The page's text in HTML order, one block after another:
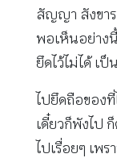
สัญญา สังขา
พอเห็นอย่าง
ยึดไว้ไม่ได้ เ
ไปยึดถือของที่
เดี๋ยวก็พังไป
ไปเรื่อยๆ เพ